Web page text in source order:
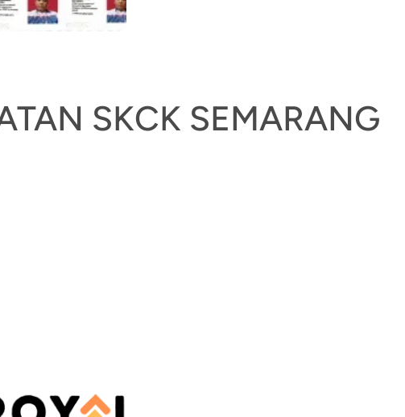
SKCK SEMARANG